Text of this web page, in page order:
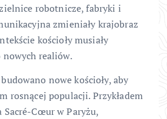
robotnicze, fabryki i
zmieniały krajobraz
kościoły musiały
nowych realiów.
nowe kościoły, aby
rosnącej populacji. Przykładem
Sacré-Cœur w Paryżu,